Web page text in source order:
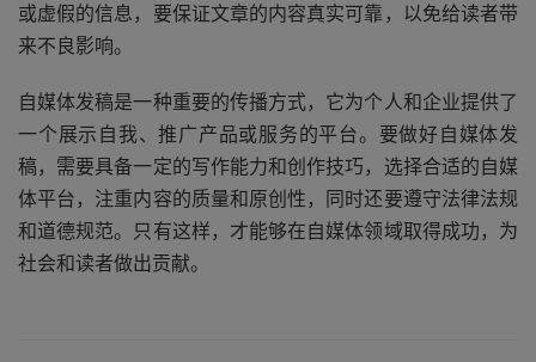
或虚假的信息，要保证文章的内容真实可靠，以免给读者带
来不良影响。
自媒体发稿是一种重要的传播方式，它为个人和企业提供了
一个展示自我、推广产品或服务的平台。要做好自媒体发
稿，需要具备一定的写作能力和创作技巧，选择合适的自媒
体平台，注重内容的质量和原创性，同时还要遵守法律法规
和道德规范。只有这样，才能够在自媒体领域取得成功，为
社会和读者做出贡献。